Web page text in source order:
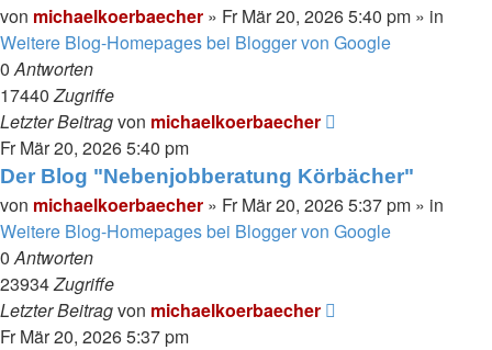
von michaelkoerbaecher » Fr Mär 20, 2026 5:40 pm » in
Weitere Blog-Homepages bei Blogger von Google
0Antworten
17440Zugriffe
Letzter Beitragvon michaelkoerbaecher
Fr Mär 20, 2026 5:40 pm
Der Blog "Nebenjobberatung Körbächer"
von michaelkoerbaecher » Fr Mär 20, 2026 5:37 pm » in
Weitere Blog-Homepages bei Blogger von Google
0Antworten
23934Zugriffe
Letzter Beitragvon michaelkoerbaecher
Fr Mär 20, 2026 5:37 pm